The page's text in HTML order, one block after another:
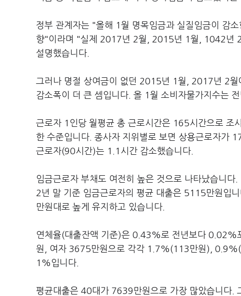
정부 관계자는 "올해 1월 명목임금과 실질임금이 감
향"이라며 "실제 2017년 2월, 2015년 1월, 1042년
설명했습니다.
그러나 명절 상여금이 없던 2015년 1월, 2017년 2
감소폭이 더 큰 셈입니다. 올 1월 소비자물가지수는
근로자 1인당 월평균 총 근로시간은 165시간으로
한 수준입니다. 종사자 지위별로 보면 상용근로자가
근로자(90시간)는 1.1시간 감소했습니다.
임금근로자 부채도 여전히 높은 것으로 나타났습니
2년 말 기준 임금근로자의 평균 대출은 5115만원입
만원대로 높게 유지하고 있습니다.
연체율(대출잔액 기준)은 0.43%로 전년보다 0.02%
원, 여자 3675만원으로 각각 1.7%(113만원),
1%입니다.
평균대출은 40대가 7639만원으로 가장 많았습니다